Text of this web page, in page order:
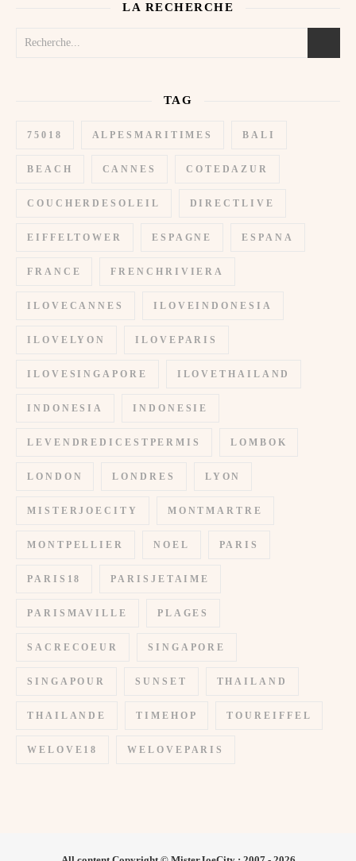
LA RECHERCHE
TAG
75018 ALPESMARITIMES BALI
BEACH CANNES COTEDAZUR
COUCHERDESOLEIL DIRECTLIVE
EIFFELTOWER ESPAGNE ESPANA
FRANCE FRENCHRIVIERA
ILOVECANNES ILOVEINDONESIA
ILOVELYON ILOVEPARIS
ILOVESINGAPORE ILOVETHAILAND
INDONESIA INDONESIE
LEVENDREDICESTPERMIS LOMBOK
LONDON LONDRES LYON
MISTERJOECITY MONTMARTRE
MONTPELLIER NOEL PARIS
PARIS18 PARISJETAIME
PARISMAVILLE PLAGES
SACRECOEUR SINGAPORE
SINGAPOUR SUNSET THAILAND
THAILANDE TIMEHOP TOUREIFFEL
WELOVE18 WELOVEPARIS